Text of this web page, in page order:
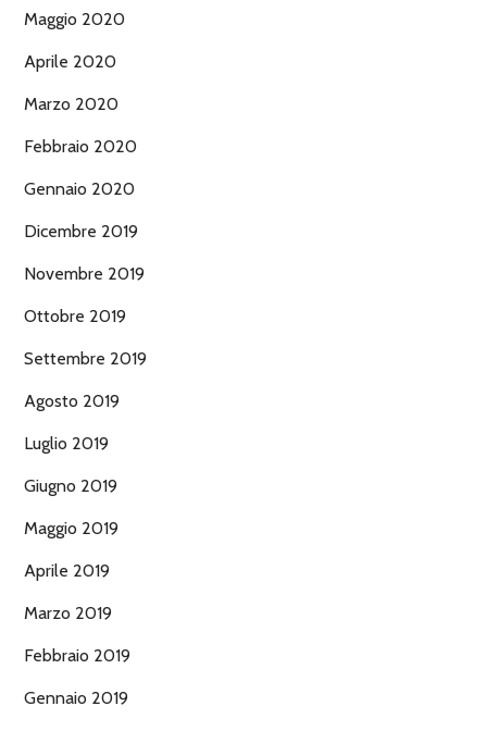
Maggio 2020
Aprile 2020
Marzo 2020
Febbraio 2020
Gennaio 2020
Dicembre 2019
Novembre 2019
Ottobre 2019
Settembre 2019
Agosto 2019
Luglio 2019
Giugno 2019
Maggio 2019
Aprile 2019
Marzo 2019
Febbraio 2019
Gennaio 2019